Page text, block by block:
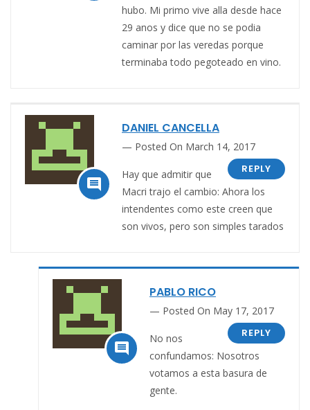
hubo. Mi primo vive alla desde hace
29 anos y dice que no se podia
caminar por las veredas porque
terminaba todo pegoteado en vino.

DANIEL CANCELLA
Posted On March 14, 2017
REPLY
Hay que admitir que
Macri trajo el cambio: Ahora los
intendentes como este creen que
son vivos, pero son simples tarados

PABLO RICO
Posted On May 17, 2017
REPLY
No nos
confundamos: Nosotros
votamos a esta basura de
gente.